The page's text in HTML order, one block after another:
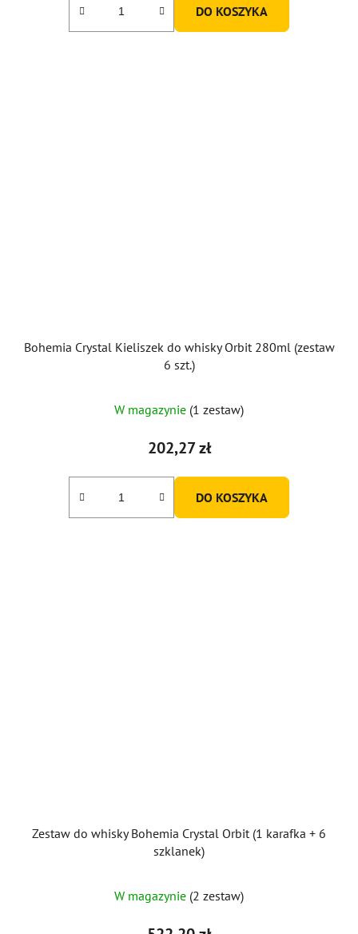
DO KOSZYKA
Bohemia Crystal Kieliszek do whisky Orbit 280ml (zestaw
6 szt.)
W magazynie (1 zestaw)
202,27 zł
DO KOSZYKA
Zestaw do whisky Bohemia Crystal Orbit (1 karafka + 6
szklanek)
W magazynie (2 zestaw)